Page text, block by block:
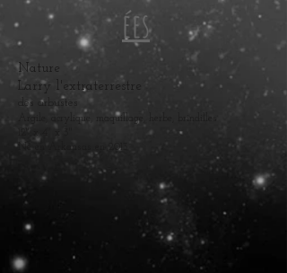
ées
Nature
Larry l'extraterrestre
des arbustes
Argile, acrylique, maquillage, herbe, brindilles
Né en Arkansas en 2013